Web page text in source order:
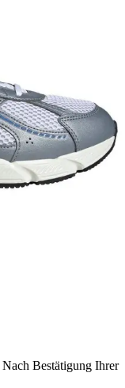
Nach Bestätigung Ihrer